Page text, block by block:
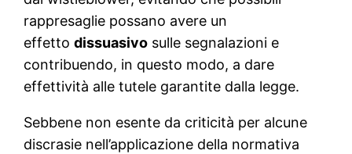
rappresaglie possano avere un
effettodissuasivo sulle segnalazioni e
contribuendo, in questo modo, a dare
effettività alle tutele garantite dalla legge.
Sebbene non esente da criticità per alcune
discrasie nell’applicazione della normativa